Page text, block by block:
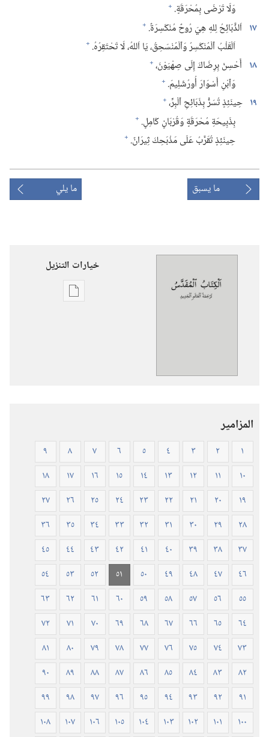
وَلَا تَرْضَى بِمُحْرَقَةٍ.‏ +
١٧ اَلذَّبَائِحُ لِلهِ هِيَ رُوحٌ مُنْكَسِرَةٌ.‏ +
اَلْقَلْبُ ٱلْمُنْكَسِرُ وَٱلْمُنْسَحِقُ،‏ يَا اَللهُ،‏ لَا تَحْتَقِرُهُ.‏ +
١٨ أَحْسِنْ بِرِضَاكَ إِلَى صِهْيَوْنَ،‏ +
وَٱبْنِ أَسْوَارَ أُورُشَلِيمَ.‏ +
١٩ حِينَئِذٍ تُسَرُّ بِذَبَائِحِ ٱلْبِرِّ،‏ +
بِذَبِيحَةِ مُحْرَقَةٍ وَقُرْبَانٍ كَامِلٍ.‏ +
حِينَئِذٍ تُقَرَّبُ عَلَى مَذْبَحِكَ ثِيرَانٌ.‏ +
ما يسبق ما يلي
خيارات التنزيل
خيارات
(ورقي
الغلاف)
المزامير
١ ٢ ٣ ٤ ٥ ٦ ٧ ٨
٩
١٠
١١ ١٢ ١٣ ١٤ ١٥ ١٦ ١٧
١٨
١٩
٢٠ ٢١ ٢٢ ٢٣ ٢٤ ٢٥ ٢٦
٢٧
٢٨
٢٩ ٣٠ ٣١ ٣٢ ٣٣ ٣٤ ٣٥
٣٦
٣٧
٣٨ ٣٩ ٤٠ ٤١ ٤٢ ٤٣ ٤٤
٤٥
٤٦
٤٧ ٤٨ ٤٩ ٥٠ ٥١ ٥٢ ٥٣
٥٤
٥٥
٥٦ ٥٧ ٥٨ ٥٩ ٦٠ ٦١ ٦٢
٦٣
٦٤
٦٥ ٦٦ ٦٧ ٦٨ ٦٩ ٧٠ ٧١
٧٢
٧٣
٧٤ ٧٥ ٧٦ ٧٧ ٧٨ ٧٩ ٨٠
٨١
٨٢
٨٣ ٨٤ ٨٥ ٨٦ ٨٧ ٨٨ ٨٩
٩٠
٩١
٩٢ ٩٣ ٩٤ ٩٥ ٩٦ ٩٧ ٩٨
٩٩
١٠٠
١٠١ ١٠٢ ١٠٣ ١٠٤ ١٠٥ ١٠٦ ١٠٧
١٠٨